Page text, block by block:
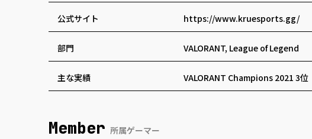
公式サイト https://www.kruesports.gg/
部門 VALORANT, League of Legend
主な実績 VALORANT Champions 2021 3位
Member 所属ゲーマー